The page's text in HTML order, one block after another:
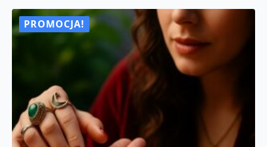
39.00 zł.
13.99 zł.
uzdrawianie
wg
szamanów.
PROMOCJA!